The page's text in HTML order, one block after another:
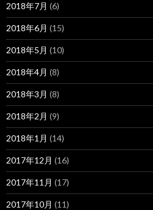
2018年7月 (6)
2018年6月 (15)
2018年5月 (10)
2018年4月 (8)
2018年3月 (8)
2018年2月 (9)
2018年1月 (14)
2017年12月 (16)
2017年11月 (17)
2017年10月 (11)